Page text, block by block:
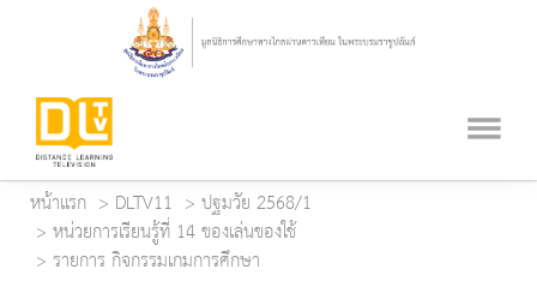
หน้าแรก DLTV11
ปฐมวัย 2568/1
หน่วยการเรียนรู้ที่ 14 ของเล่นของใช้
รายการ กิจกรรมเกมการศึกษา